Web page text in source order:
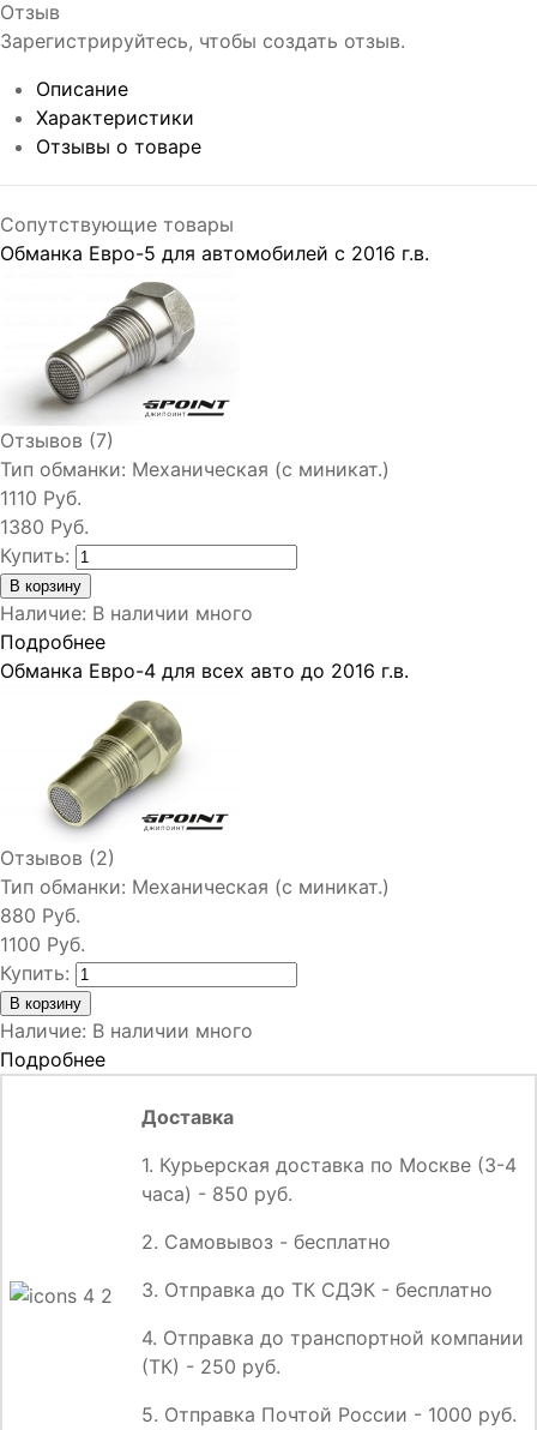
Отзыв
Зарегистрируйтесь, чтобы создать отзыв.
Описание
Характеристики
Отзывы о товаре
Сопутствующие товары
Обманка Евро-5 для автомобилей с 2016 г.в.
Отзывов (7)
Тип обманки: Механическая (с миникат.)
1110 Руб.
1380 Руб.
Купить:
Наличие: В наличии много
Подробнее
Обманка Евро-4 для всех авто до 2016 г.в.
Отзывов (2)
Тип обманки: Механическая (с миникат.)
880 Руб.
1100 Руб.
Купить:
Наличие: В наличии много
Подробнее
Доставка
1. Курьерская доставка по Москве (3-4
часа) - 850 руб.
2. Самовывоз - бесплатно
3. Отправка до ТК СДЭК - бесплатно
4. Отправка до транспортной компании
(ТК) - 250 руб.
5. Отправка Почтой России - 1000 руб.